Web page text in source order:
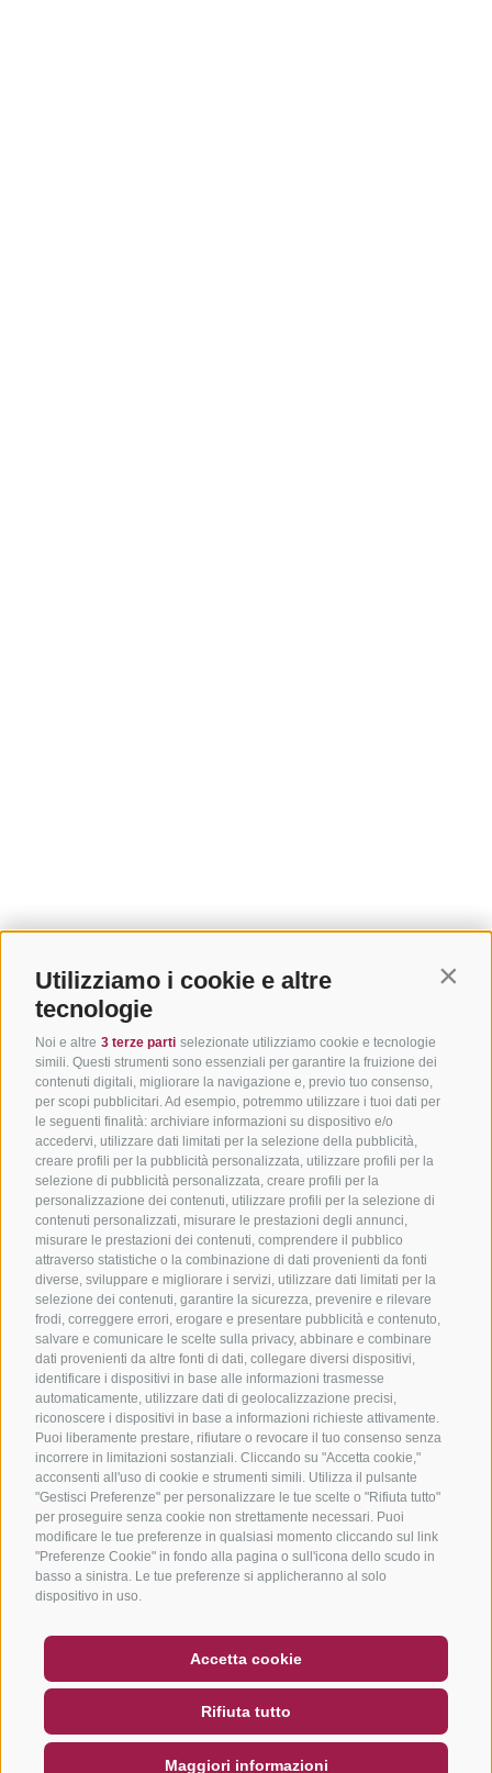
Utilizziamo i cookie e altre
tecnologie
Noi e altre 3 terze parti selezionate utilizziamo cookie e tecnologie
simili. Questi strumenti sono essenziali per garantire la fruizione dei
contenuti digitali, migliorare la navigazione e, previo tuo consenso,
per scopi pubblicitari. Ad esempio, potremmo utilizzare i tuoi dati per
le seguenti finalità: archiviare informazioni su dispositivo e/o
accedervi, utilizzare dati limitati per la selezione della pubblicità,
creare profili per la pubblicità personalizzata, utilizzare profili per la
selezione di pubblicità personalizzata, creare profili per la
personalizzazione dei contenuti, utilizzare profili per la selezione di
contenuti personalizzati, misurare le prestazioni degli annunci,
misurare le prestazioni dei contenuti, comprendere il pubblico
attraverso statistiche o la combinazione di dati provenienti da fonti
diverse, sviluppare e migliorare i servizi, utilizzare dati limitati per la
selezione dei contenuti, garantire la sicurezza, prevenire e rilevare
frodi, correggere errori, erogare e presentare pubblicità e contenuto,
salvare e comunicare le scelte sulla privacy, abbinare e combinare
dati provenienti da altre fonti di dati, collegare diversi dispositivi,
identificare i dispositivi in base alle informazioni trasmesse
automaticamente, utilizzare dati di geolocalizzazione precisi,
riconoscere i dispositivi in base a informazioni richieste attivamente.
Puoi liberamente prestare, rifiutare o revocare il tuo consenso senza
incorrere in limitazioni sostanziali. Cliccando su "Accetta cookie,"
acconsenti all'uso di cookie e strumenti simili. Utilizza il pulsante
"Gestisci Preferenze" per personalizzare le tue scelte o "Rifiuta tutto"
per proseguire senza cookie non strettamente necessari. Puoi
modificare le tue preferenze in qualsiasi momento cliccando sul link
"Preferenze Cookie" in fondo alla pagina o sull'icona dello scudo in
basso a sinistra. Le tue preferenze si applicheranno al solo
dispositivo in uso.
Accetta cookie
Rifiuta tutto
Maggiori informazioni
NEWSLETTER
SOCIAL WALL METEO